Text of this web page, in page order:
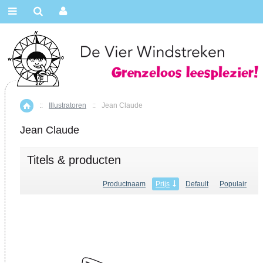
Home
:: Illustratoren :: Jean Claude
Jean Claude
Titels & producten
Productnaam Prijs Default Populair